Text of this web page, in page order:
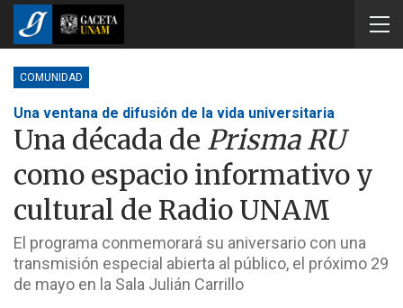
COMUNIDAD
Una ventana de difusión de la vida universitaria
Una década de Prisma RU
como espacio informativo y
cultural de Radio UNAM
El programa conmemorará su aniversario con una
transmisión especial abierta al público, el próximo 29
de mayo en la Sala Julián Carrillo